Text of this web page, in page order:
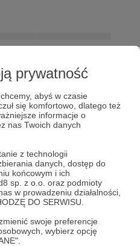
prywatność
abyś w czasie
się komfortowo, dlatego też
informacje o
nas Twoich danych
z technologii
danych, dostęp do
końcowym i ich
sp. z o.o. oraz podmioty
w prowadzeniu działalności,
DO SERWISU.
swoje preferencje
wybierz opcję
Patronów!
Wiejskie Inspiracje